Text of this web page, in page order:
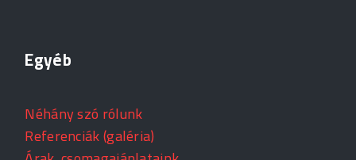
Egyéb
Néhány szó rólunk
Referenciák (galéria)